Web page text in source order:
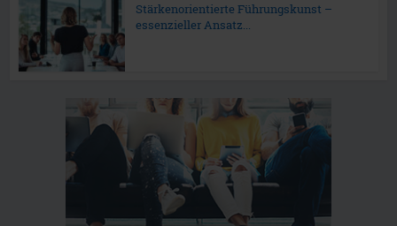
Stärkenorientierte Führungskunst –
essenzieller Ansatz...